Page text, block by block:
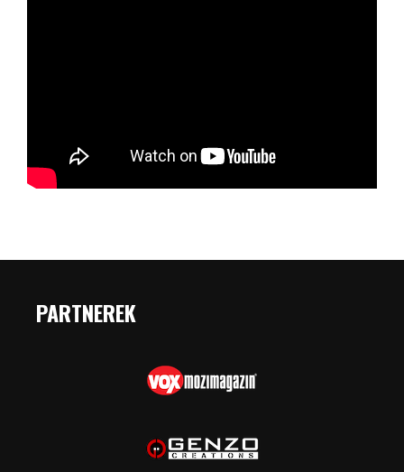
PARTNEREK